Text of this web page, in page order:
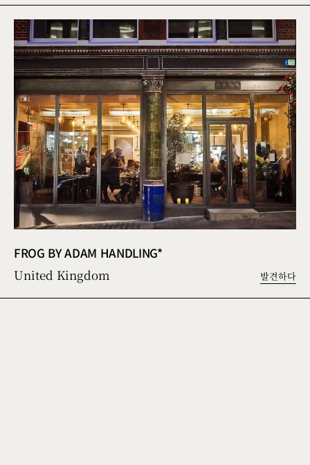
FROG BY ADAM HANDLING*
United Kingdom 발견하다